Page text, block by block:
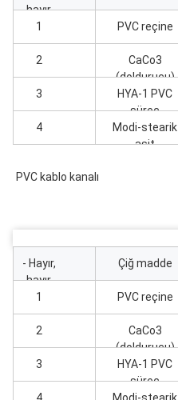
hayır.
1 PVC reçine
2
CaCo3
(doldurucu)
3
HYA-1 PVC
süreç
yardımcıları
4
Modi-stearik
asit
PVC kablo kanalı
- Hayır,
hayır.
Çiğ madde
1 PVC reçine
2
CaCo3
(doldurucu)
3
HYA-1 PVC
süreç